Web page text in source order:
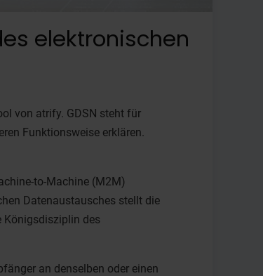
elektronischen
von atrify. GDSN steht für
Funktionsweise erklären.
to-Machine (M2M)
Datenaustausches stellt die
Königsdisziplin des
an denselben oder einen